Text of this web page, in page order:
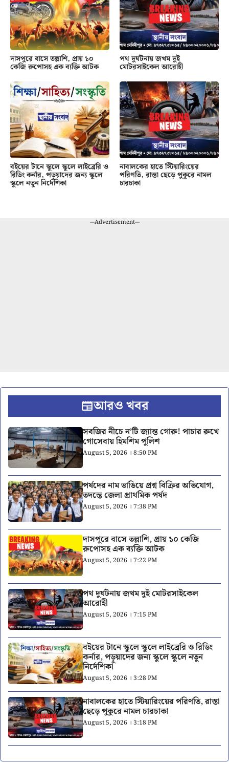
দাসপুরে বাসে তল্লাশি, প্রায় ১০
কেজি রুপোসহ এক ব্যক্তি আটক
পথ দুর্ঘটনায় জখম দুই
মোটরসাইকেল আরোহী
বইয়ের টানে স্কুলে স্কুলে লাইব্রেরি ও
রিডিং কর্নার, পড়ুয়াদের জন্য স্কুলে
স্কুলে নতুন নির্দেশিকা
নাবালকের হাতে স্টিয়ারিংয়ের
পরিণতি, রাস্তা ছেড়ে পুকুরে নামল
চারচাকা
---Advertisement---
আরও খবর
সবজির নীচে ন’টি জ্যান্ত গোরু! পাচার রুখে
গোসেবায় হিমশিম পুলিশ
August 5, 2026 । 8:50 PM
পর্ষদের নাম ভাঙিয়ে প্রশ্ন বিক্রির অভিযোগ,
তদন্তে জেলা প্রাথমিক পর্ষদ
August 5, 2026 । 7:38 PM
দাসপুরে বাসে তল্লাশি, প্রায় ১০ কেজি
রুপোসহ এক ব্যক্তি আটক
August 5, 2026 । 7:22 PM
পথ দুর্ঘটনায় জখম দুই মোটরসাইকেল
আরোহী
August 5, 2026 । 7:15 PM
বইয়ের টানে স্কুলে স্কুলে লাইব্রেরি ও রিডিং
কর্নার, পড়ুয়াদের জন্য স্কুলে স্কুলে নতুন
নির্দেশিকা
August 5, 2026 । 3:28 PM
নাবালকের হাতে স্টিয়ারিংয়ের পরিণতি, রাস্তা
ছেড়ে পুকুরে নামল চারচাকা
August 5, 2026 । 3:18 PM